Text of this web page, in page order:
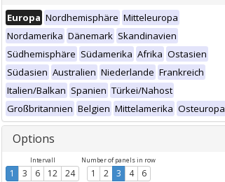
Europa Nordhemisphäre Mitteleuropa
Nordamerika Dänemark Skandinavien
Südhemisphäre Südamerika Afrika Ostasien
Südasien Australien Niederlande Frankreich
Italien/Balkan Spanien Türkei/Nahost
Großbritannien Belgien Mittelamerika Osteuropa
Options
Intervall
1 3 6 12 24
Number of panels in row
1 2 3 4 6